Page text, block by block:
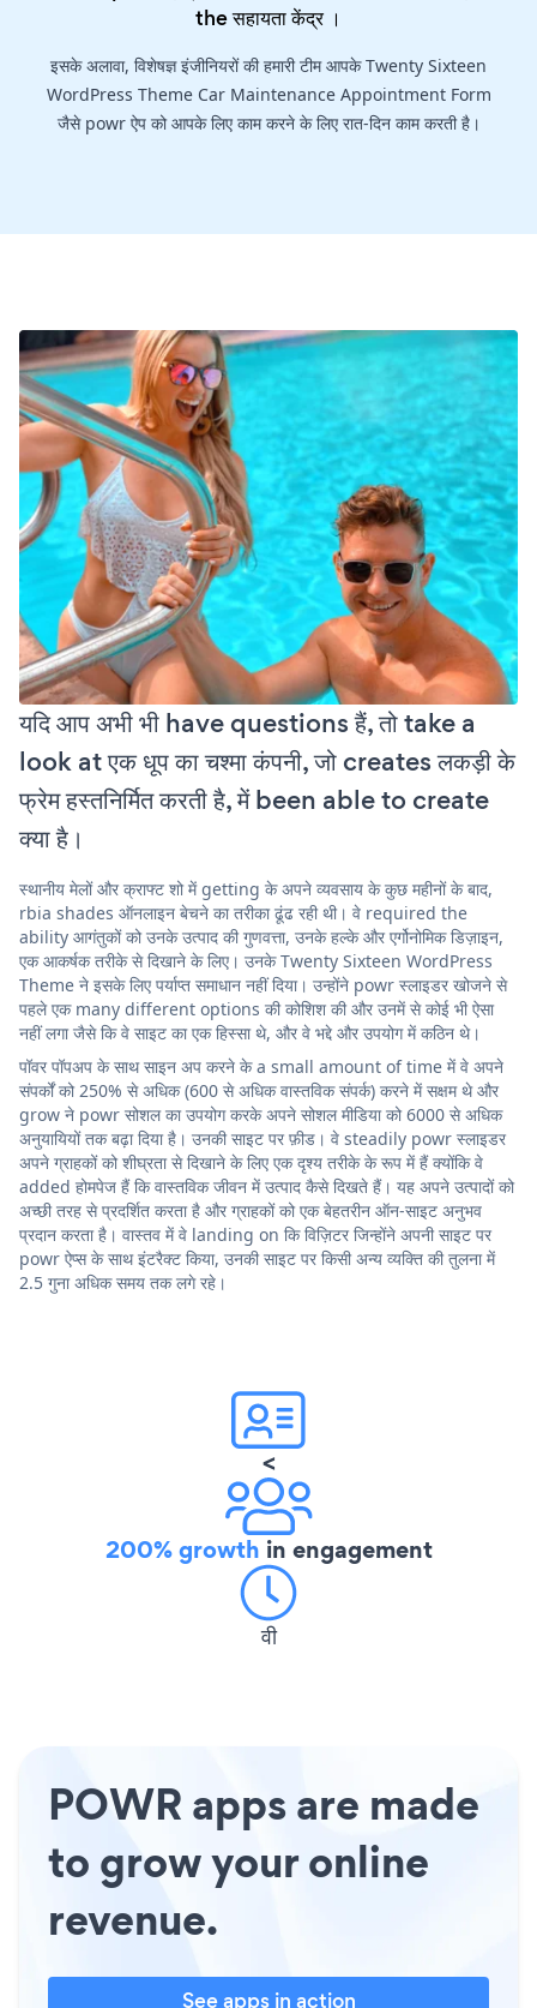
theसहायता केंद्र।
इसके अलावा, विशेषज्ञ इंजीनियरों की हमारी टीम आपके Twenty Sixteen
WordPress Theme Car Maintenance Appointment Form
जैसे powr ऐप को आपके लिए काम करने के लिए रात-दिन काम करती है।
यदि आप अभी भी have questions हैं, तो take a
look at एक धूप का चश्मा कंपनी, जो creates लकड़ी के
फ्रेम हस्तनिर्मित करती है, में been able to create
क्या है।
स्थानीय मेलों और क्राफ्ट शो में getting के अपने व्यवसाय के कुछ महीनों के बाद,
rbia shades ऑनलाइन बेचने का तरीका ढूंढ रही थी। वे required the
ability आगंतुकों को उनके उत्पाद की गुणवत्ता, उनके हल्के और एर्गोनोमिक डिज़ाइन,
एक आकर्षक तरीके से दिखाने के लिए। उनके Twenty Sixteen WordPress
Theme ने इसके लिए पर्याप्त समाधान नहीं दिया। उन्होंने powr स्लाइडर खोजने से
पहले एक many different options की कोशिश की और उनमें से कोई भी ऐसा
नहीं लगा जैसे कि वे साइट का एक हिस्सा थे, और वे भद्दे और उपयोग में कठिन थे।
पॉवर पॉपअप के साथ साइन अप करने के a small amount of time में वे अपने
संपर्कों को 250% से अधिक (600 से अधिक वास्तविक संपर्क) करने में सक्षम थे और
grow ने powr सोशल का उपयोग करके अपने सोशल मीडिया को 6000 से अधिक
अनुयायियों तक बढ़ा दिया है। उनकी साइट पर फ़ीड। वे steadily powr स्लाइडर
अपने ग्राहकों को शीघ्रता से दिखाने के लिए एक दृश्य तरीके के रूप में हैं क्योंकि वे
added होमपेज हैं कि वास्तविक जीवन में उत्पाद कैसे दिखते हैं। यह अपने उत्पादों को
अच्छी तरह से प्रदर्शित करता है और ग्राहकों को एक बेहतरीन ऑन-साइट अनुभव
प्रदान करता है। वास्तव में वे landing on कि विज़िटर जिन्होंने अपनी साइट पर
powr ऐप्स के साथ इंटरैक्ट किया, उनकी साइट पर किसी अन्य व्यक्ति की तुलना में
2.5 गुना अधिक समय तक लगे रहे।
<
200% growth in engagement
वी
POWR apps are made
to grow your online
revenue.
See apps in action